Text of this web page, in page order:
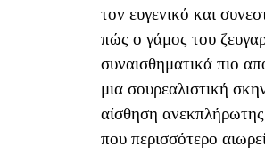
τον ευγενικό και
πώς ο γάμος του
συναισθηματικά πιο
μια σουρεαλιστική
αίσθηση
που περισσότερο